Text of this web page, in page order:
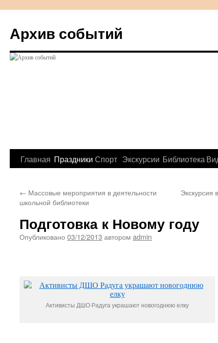
Архив событий
Перейти
содержимому
Главная Праздники Спорт Экскурсии Библиотека
← Массовые мероприятия в деятельности
школьной библиотеки
Экскурсия
Подготовка к Новому году
Опубликовано 03/12/2013 автором admin
Активисты ДШО Радуга украшают новогоднюю елку